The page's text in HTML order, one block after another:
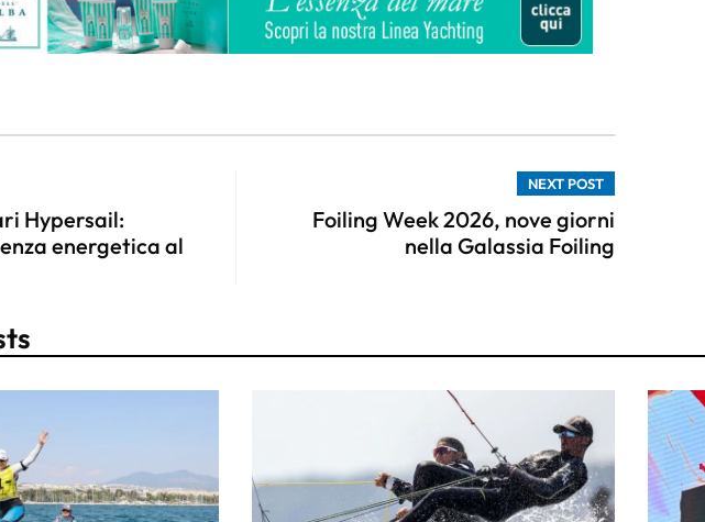
Hypersail:
energetica al
NEXT POST
Foiling Week 2026, nove giorni
nella Galassia Foiling